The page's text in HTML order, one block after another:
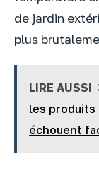
de jardin
plus
LIRE AUSSI
les produits
échouent